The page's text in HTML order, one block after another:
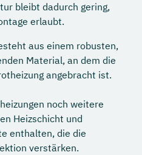
bleibt dadurch gering,
erlaubt.
aus einem robusten,
Material, an dem die
angebracht ist.
noch weitere
Heizschicht und
enthalten, die die
verstärken.